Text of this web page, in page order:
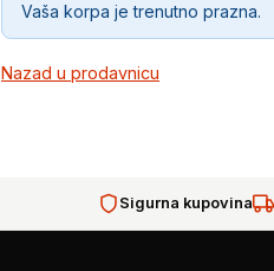
Vaša korpa je trenutno prazna.
Nazad u prodavnicu
Sigurna kupovina